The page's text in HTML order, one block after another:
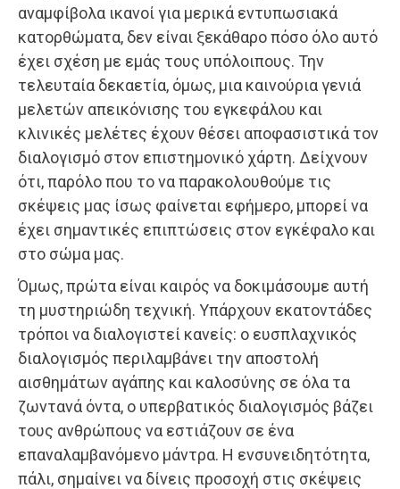
αναμφίβολα ικανοί για μερικά εντυπωσιακά
κατορθώματα, δεν είναι ξεκάθαρο πόσο όλο αυτό
έχει σχέση με εμάς τους υπόλοιπους. Την
τελευταία δεκαετία, όμως, μια καινούρια γενιά
μελετών απεικόνισης του εγκεφάλου και
κλινικές μελέτες έχουν θέσει αποφασιστικά τον
διαλογισμό στον επιστημονικό χάρτη. Δείχνουν
ότι, παρόλο που το να παρακολουθούμε τις
σκέψεις μας ίσως φαίνεται εφήμερο, μπορεί να
έχει σημαντικές επιπτώσεις στον εγκέφαλο και
στο σώμα μας.
Όμως, πρώτα είναι καιρός να δοκιμάσουμε αυτή
τη μυστηριώδη τεχνική. Υπάρχουν εκατοντάδες
τρόποι να διαλογιστεί κανείς: ο ευσπλαχνικός
διαλογισμός περιλαμβάνει την αποστολή
αισθημάτων αγάπης και καλοσύνης σε όλα τα
ζωντανά όντα, ο υπερβατικός διαλογισμός βάζει
τους ανθρώπους να εστιάζουν σε ένα
επαναλαμβανόμενο μάντρα. Η ενσυνειδητότητα,
πάλι, σημαίνει να δίνεις προσοχή στις σκέψεις